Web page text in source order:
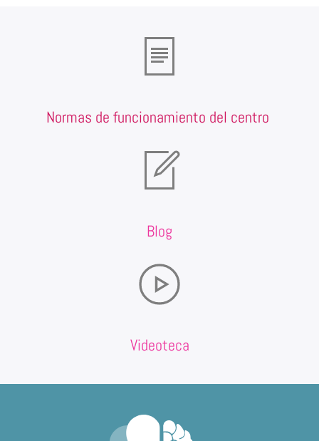
Normas de funcionamiento del centro
Blog
Videoteca